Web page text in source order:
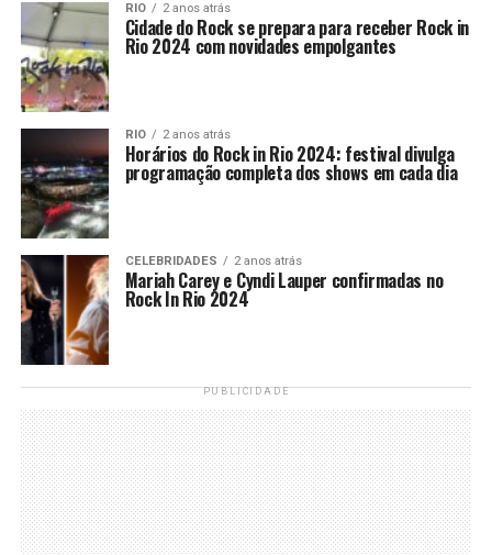
RIO 2 anos atrás
Cidade do Rock se prepara para receber Rock in
Rio 2024 com novidades empolgantes
RIO 2 anos atrás
Horários do Rock in Rio 2024: festival divulga
programação completa dos shows em cada dia
CELEBRIDADES 2 anos atrás
Mariah Carey e Cyndi Lauper confirmadas no
Rock In Rio 2024
PUBLICIDADE